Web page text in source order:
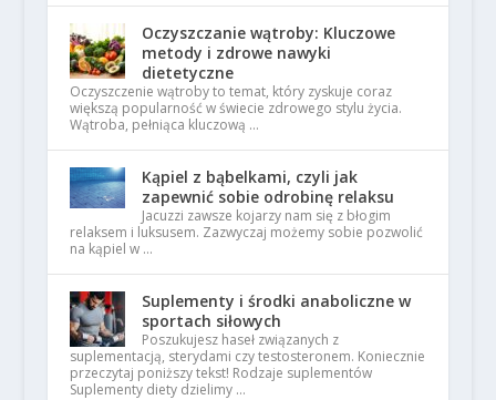
Oczyszczanie wątroby: Kluczowe
metody i zdrowe nawyki
dietetyczne
Oczyszczenie wątroby to temat, który zyskuje coraz
większą popularność w świecie zdrowego stylu życia.
Wątroba, pełniąca kluczową …
Kąpiel z bąbelkami, czyli jak
zapewnić sobie odrobinę relaksu
Jacuzzi zawsze kojarzy nam się z błogim
relaksem i luksusem. Zazwyczaj możemy sobie pozwolić
na kąpiel w …
Suplementy i środki anaboliczne w
sportach siłowych
Poszukujesz haseł związanych z
suplementacją, sterydami czy testosteronem. Koniecznie
przeczytaj poniższy tekst! Rodzaje suplementów
Suplementy diety dzielimy …